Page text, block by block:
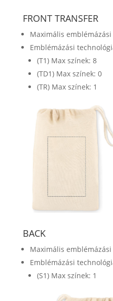
FRONT TRANSFER
Maximális
Emblémázási
(T1) Max színek: 8
(TD1) Max színek: 0
(TR) Max színek: 1
BACK
Maximális
Emblémázási
(S1) Max színek: 1